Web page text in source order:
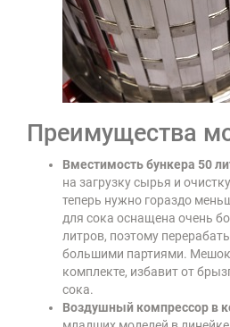
Преимущества
Вместимость бункера 50
на загрузку сырья и
теперь нужно гораздо
для сока оснащена очень
литров, поэтому
большими партиями.
комплекте, избавит от
сока.
Воздушный компрессор в